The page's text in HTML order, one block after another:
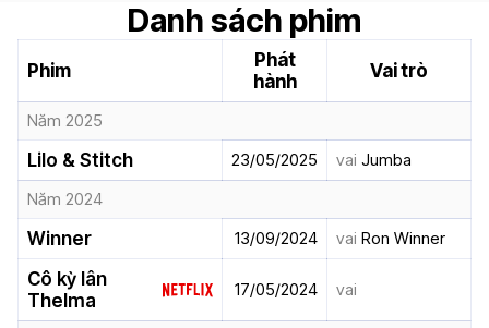
Danh sách phim
Phim
Phát
hành
Vai trò
Năm 2025
Lilo & Stitch 23/05/2025 vai Jumba
Năm 2024
Winner 13/09/2024 vai Ron Winner
Cô kỳ lân
Thelma
17/05/2024 vai